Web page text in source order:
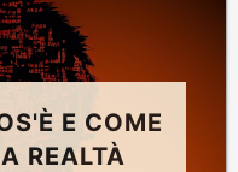
E COME
REALTÀ